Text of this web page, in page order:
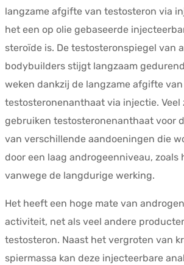
langzame afgifte van testosteron via
het een op olie gebaseerde
steroïde is. De testosteronspiegel van
bodybuilders stijgt langzaam
weken dankzij de langzame afgifte van
testosteronenanthaat via injectie. Veel
gebruiken testosteronenanthaat voor
van verschillende aandoeningen die
door een laag androgeenniveau, zoals
vanwege de langdurige werking.
Het heeft een hoge mate van
activiteit, net als veel andere
testosteron. Naast het vergroten van
spiermassa kan deze injecteerbare